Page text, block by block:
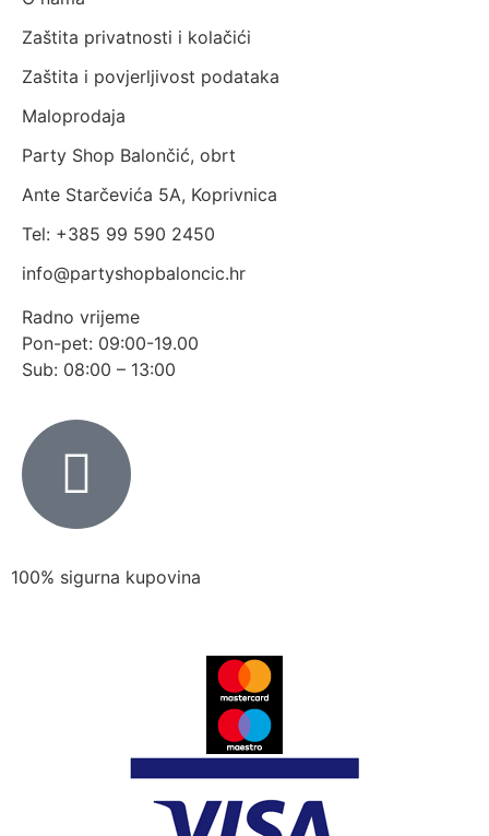
Zaštita privatnosti i kolačići
Zaštita i povjerljivost podataka
Maloprodaja
Party Shop Balončić, obrt
Ante Starčevića 5A, Koprivnica
Tel: +385 99 590 2450
info@partyshopbaloncic.hr
Radno vrijeme
Pon-pet: 09:00-19.00
Sub: 08:00 – 13:00
100% sigurna kupovina